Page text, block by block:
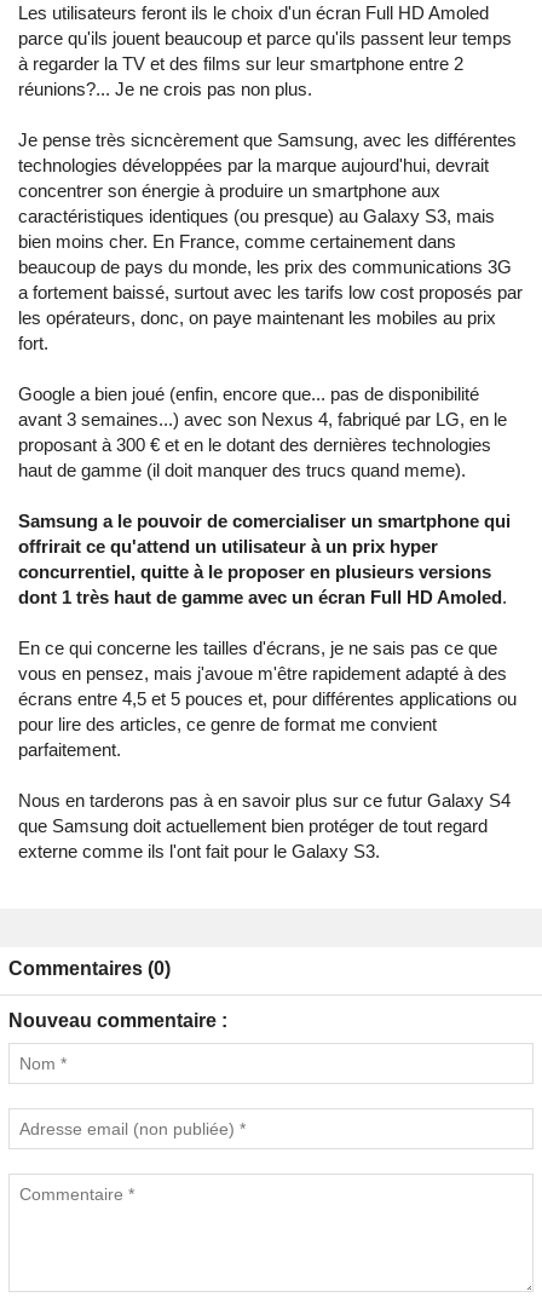
Les utilisateurs feront ils le choix d'un écran Full HD Amoled
parce qu'ils jouent beaucoup et parce qu'ils passent leur temps
à regarder la TV et des films sur leur smartphone entre 2
réunions?... Je ne crois pas non plus.
Je pense très sicncèrement que Samsung, avec les différentes
technologies développées par la marque aujourd'hui, devrait
concentrer son énergie à produire un smartphone aux
caractéristiques identiques (ou presque) au Galaxy S3, mais
bien moins cher. En France, comme certainement dans
beaucoup de pays du monde, les prix des communications 3G
a fortement baissé, surtout avec les tarifs low cost proposés par
les opérateurs, donc, on paye maintenant les mobiles au prix
fort.
Google a bien joué (enfin, encore que... pas de disponibilité
avant 3 semaines...) avec son Nexus 4, fabriqué par LG, en le
proposant à 300 € et en le dotant des dernières technologies
haut de gamme (il doit manquer des trucs quand meme).
Samsung a le pouvoir de comercialiser un smartphone qui
offrirait ce qu'attend un utilisateur à un prix hyper
concurrentiel, quitte à le proposer en plusieurs versions
dont 1 très haut de gamme avec un écran Full HD Amoled.
En ce qui concerne les tailles d'écrans, je ne sais pas ce que
vous en pensez, mais j'avoue m'être rapidement adapté à des
écrans entre 4,5 et 5 pouces et, pour différentes applications ou
pour lire des articles, ce genre de format me convient
parfaitement.
Nous en tarderons pas à en savoir plus sur ce futur Galaxy S4
que Samsung doit actuellement bien protéger de tout regard
externe comme ils l'ont fait pour le Galaxy S3.
Commentaires (0)
Nouveau commentaire :